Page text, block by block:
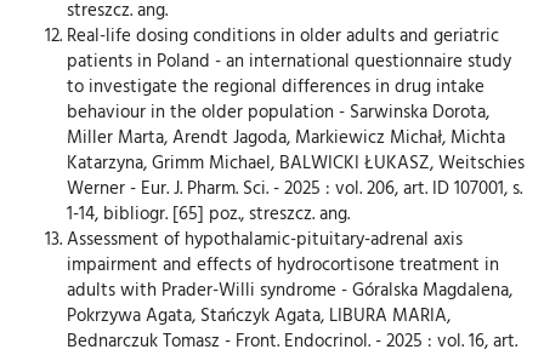
streszcz. ang.
Real-life dosing conditions in older adults and geriatric
patients in Poland - an international questionnaire study
to investigate the regional differences in drug intake
behaviour in the older population - Sarwinska Dorota,
Miller Marta, Arendt Jagoda, Markiewicz Michał, Michta
Katarzyna, Grimm Michael, BALWICKI ŁUKASZ, Weitschies
Werner - Eur. J. Pharm. Sci. - 2025 : vol. 206, art. ID 107001, s.
1-14, bibliogr. [65] poz., streszcz. ang.
Assessment of hypothalamic-pituitary-adrenal axis
impairment and effects of hydrocortisone treatment in
adults with Prader-Willi syndrome - Góralska Magdalena,
Pokrzywa Agata, Stańczyk Agata, LIBURA MARIA,
Bednarczuk Tomasz - Front. Endocrinol. - 2025 : vol. 16, art.